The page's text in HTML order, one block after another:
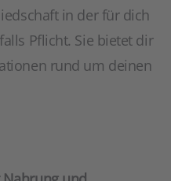
in der für dich
Pflicht. Sie bietet dir
rund um deinen